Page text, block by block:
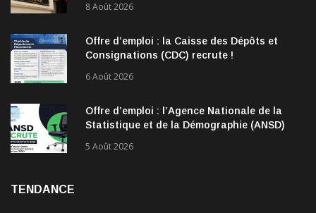
8 Août 2026
Offre d’emploi : la Caisse des Dépôts et
Consignations (CDC) recrute !
6 Août 2026
Offre d’emploi : l’Agence Nationale de la
Statistique et de la Démographie (ANSD)
5 Août 2026
TENDANCE